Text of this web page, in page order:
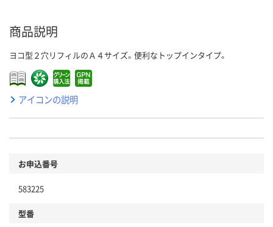
商品説明
ヨコ型２穴リフィルのＡ４サイズ。便利なトップインタイプ。
アイコンの説明
お申込番号
583225
型番